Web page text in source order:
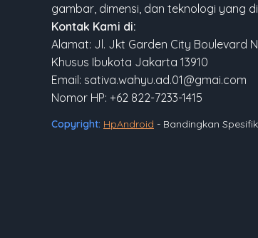
gambar, dimensi, dan teknologi yang
Kontak Kami di:
Alamat: Jl. Jkt Garden City Boulevard
Khusus Ibukota Jakarta 13910
Email: sativa.wahyu.ad.01@gmai.com
Nomor HP: +62 822-7233-1415
Copyright: HpAndroid - Bandingkan